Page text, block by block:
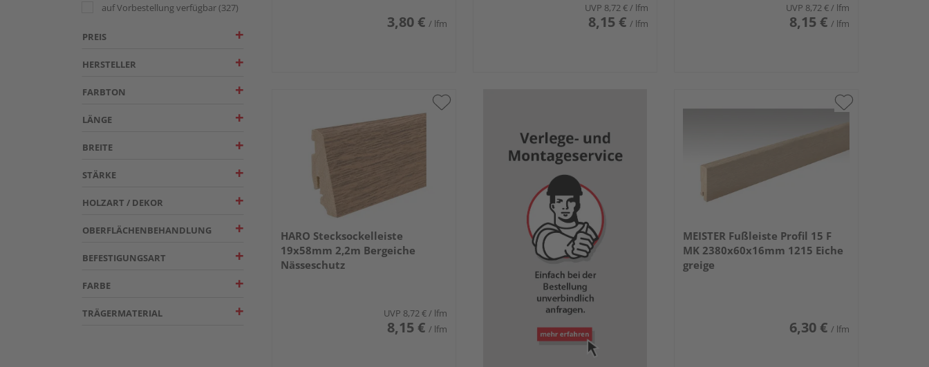
auf Vorbestellung verfügbar(327)
PREIS
HERSTELLER
FARBTON
LÄNGE
BREITE
STÄRKE
HOLZART / DEKOR
OBERFLÄCHENBEHANDLUNG
BEFESTIGUNGSART
FARBE
TRÄGERMATERIAL
3,80 € / lfm
UVP 8,72 €/ lfm
8,15 € / lfm
UVP 8,72 €/ lfm
8,15 € / lfm
HARO Stecksockelleiste
19x58mm 2,2m Bergeiche
Nässeschutz
UVP 8,72 €/ lfm
8,15 € / lfm
MEISTER Fußleiste Profil 15 F
MK 2380x60x16mm 1215 Eiche
greige
6,30 € / lfm